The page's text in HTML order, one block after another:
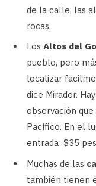
de la calle, las
rocas.
Los Altos del
pueblo, pero
localizar
dice Mirador.
observación
Pacífico. En el
entrada: $35
Muchas de las
también tienen